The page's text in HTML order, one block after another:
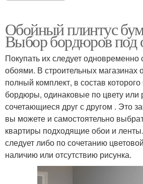
Обойный плинтус
Выбор бордюров под
Покупать их следует
обоями. В строительных магазинах
полный комплект, в состав
бордюры, одинаковые по цвету или
сочетающиеся друг с другом . Это
вы можете и самостоятельно
квартиры подходящие обои и
следует либо по сочетанию
наличию или отсутствию рисунка.